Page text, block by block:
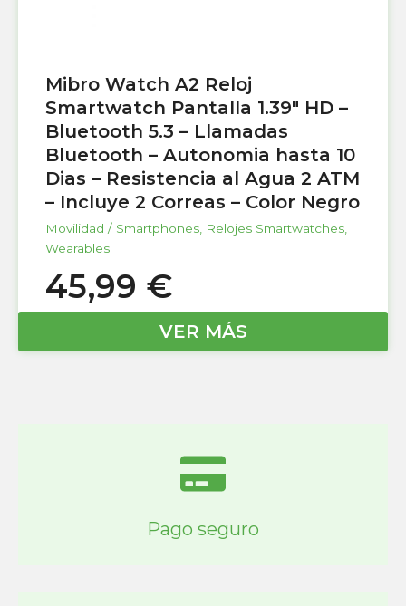
Mibro Watch A2 Reloj
Smartwatch Pantalla 1.39″ HD –
Bluetooth 5.3 – Llamadas
Bluetooth – Autonomia hasta 10
Dias – Resistencia al Agua 2 ATM
– Incluye 2 Correas – Color Negro
Movilidad / Smartphones Relojes Smartwatches
Wearables
45,99 €
VER MÁS
Pago seguro